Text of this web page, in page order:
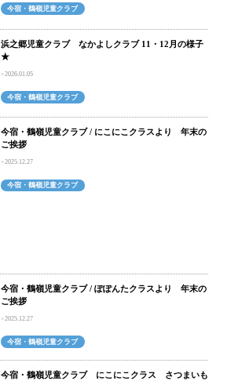
今宿・鶴嶺児童クラブ
浜之郷児童クラブ なかよしクラブ 11・12月の様子
★
2026.01.05
今宿・鶴嶺児童クラブ
今宿・鶴嶺児童クラブ / にこにこクラスより 年末の
ご挨拶
2025.12.27
今宿・鶴嶺児童クラブ
今宿・鶴嶺児童クラブ / ぽぽんたクラスより 年末の
ご挨拶
2025.12.27
今宿・鶴嶺児童クラブ
今宿・鶴嶺児童クラブ にこにこクラス さつまいも